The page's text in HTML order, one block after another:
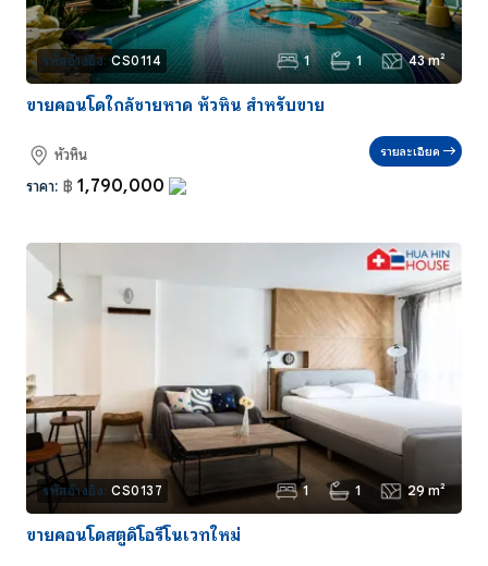
รหัสอ้างอิง: CS0114 1 1 43 m²
ขายคอนโดใกล้ชายหาด หัวหิน สำหรับขาย
หัวหิน
ราคา: ฿ 1,790,000
รายละเอียด
รหัสอ้างอิง: CS0137 1 1 29 m²
ขายคอนโดสตูดิโอรีโนเวทใหม่